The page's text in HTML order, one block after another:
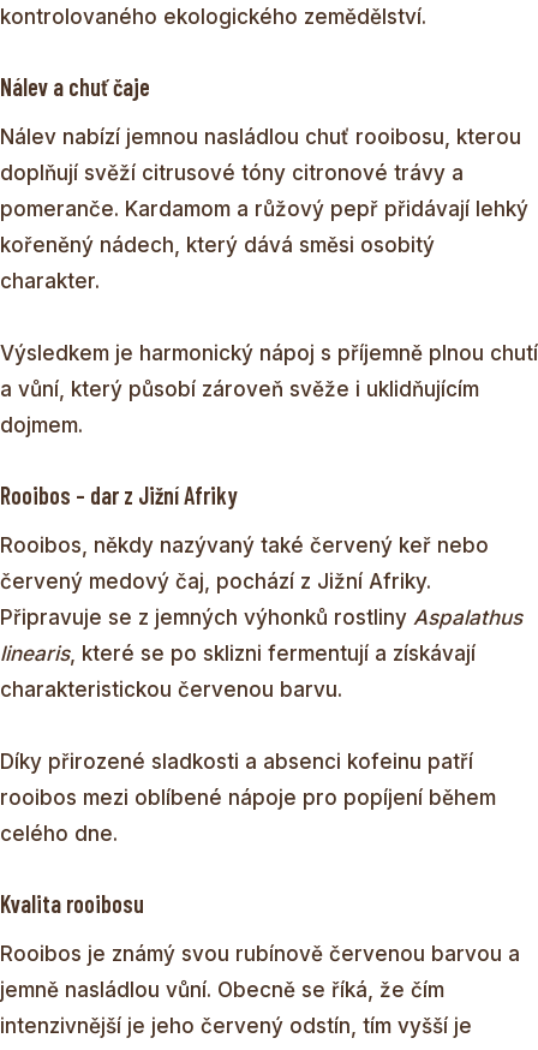
kontrolovaného ekologického zemědělství.
Nálev a chuť čaje
Nálev nabízí jemnou nasládlou chuť rooibosu, kterou
doplňují svěží citrusové tóny citronové trávy a
pomeranče. Kardamom a růžový pepř přidávají lehký
kořeněný nádech, který dává směsi osobitý
charakter.
Výsledkem je harmonický nápoj s příjemně plnou chutí
a vůní, který působí zároveň svěže i uklidňujícím
dojmem.
Rooibos – dar z Jižní Afriky
Rooibos, někdy nazývaný také červený keř nebo
červený medový čaj, pochází z Jižní Afriky.
Připravuje se z jemných výhonků rostliny Aspalathus
linearis, které se po sklizni fermentují a získávají
charakteristickou červenou barvu.
Díky přirozené sladkosti a absenci kofeinu patří
rooibos mezi oblíbené nápoje pro popíjení během
celého dne.
Kvalita rooibosu
Rooibos je známý svou rubínově červenou barvou a
jemně nasládlou vůní. Obecně se říká, že čím
intenzivnější je jeho červený odstín, tím vyšší je